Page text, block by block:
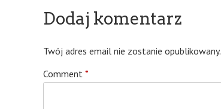
Dodaj komentarz
Twój adres email nie zostanie opublikowany.
Comment *